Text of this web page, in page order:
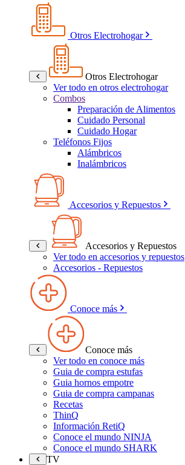
Otros Electrohogar
Otros Electrohogar
Ver todo en otros electrohogar
Combos
Preparación de Alimentos
Cuidado Personal
Cuidado Hogar
Teléfonos Fijos
Alámbricos
Inalámbricos
Accesorios y Repuestos
Accesorios y Repuestos
Ver todo en accesorios y repuestos
Accesorios - Repuestos
Conoce más
Conoce más
Ver todo en conoce más
Guia de compra estufas
Guia hornos empotre
Guia de compra campanas
Recetas
ThinQ
Información RetiQ
Conoce el mundo NINJA
Conoce el mundo SHARK
TV